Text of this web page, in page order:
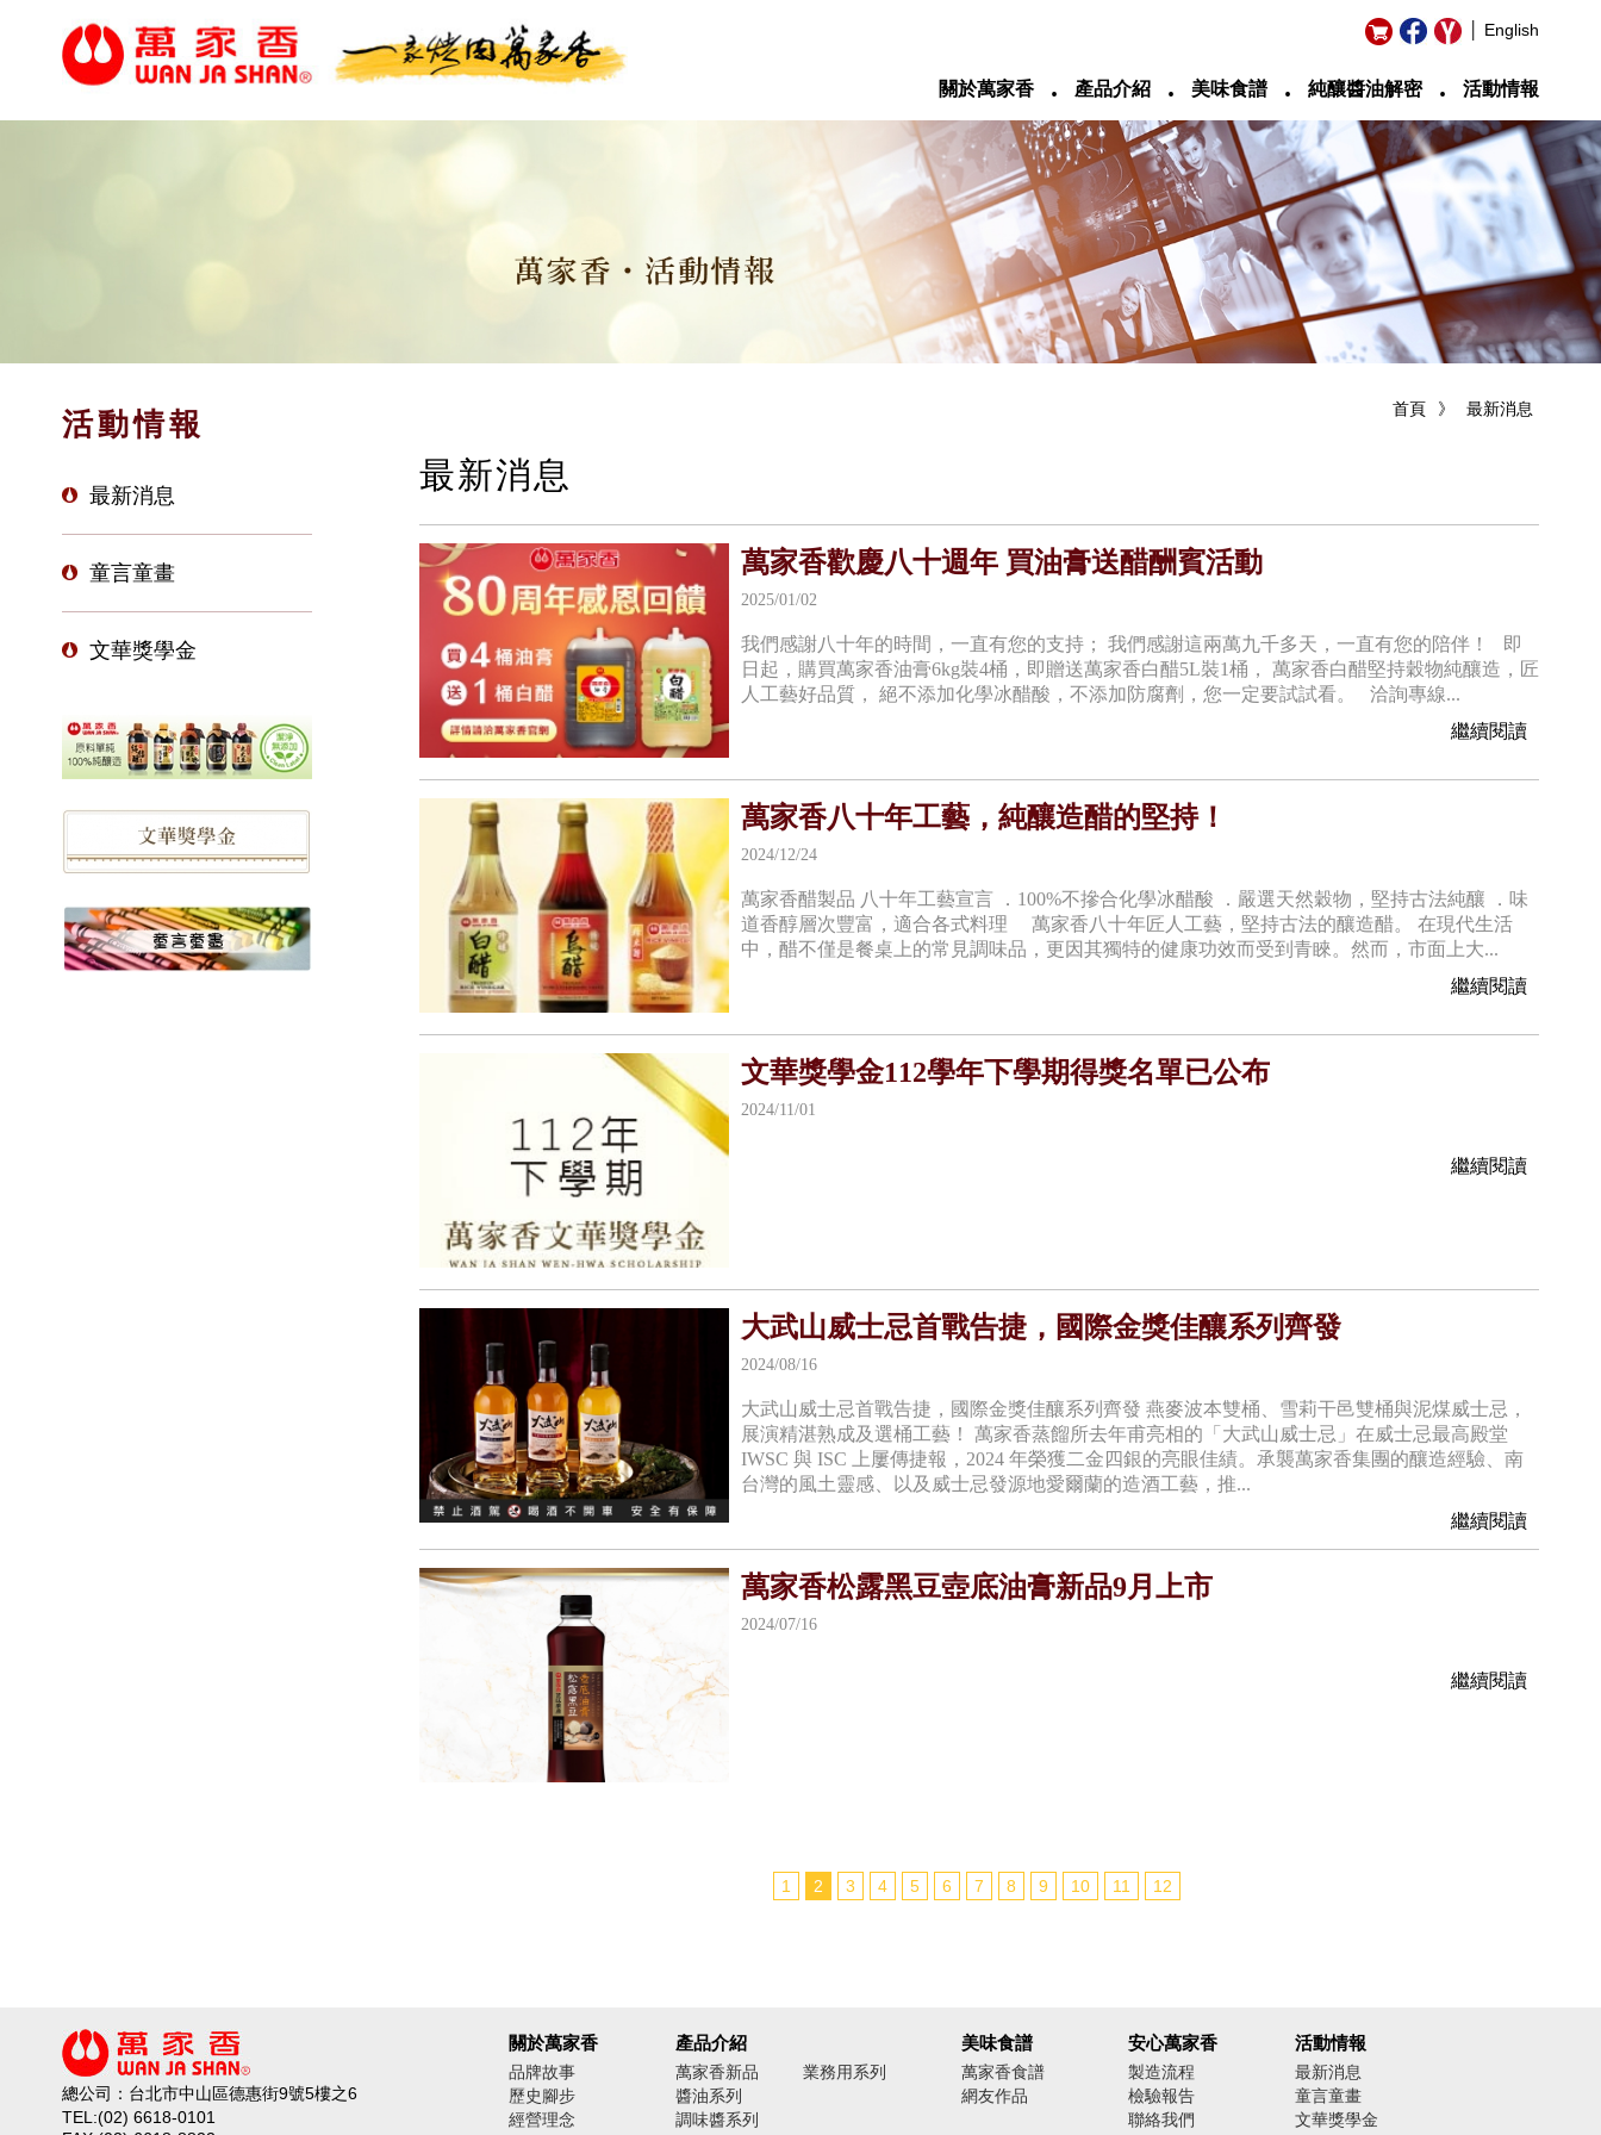
│ English
關於萬家香 ‧ 產品介紹 ‧ 美味食譜 ‧ 純釀醬油解密 ‧ 活動情報
最新消息
》
首頁
活動情報
最新消息
童言童畫
文華獎學金
最新消息
萬家香歡慶八十週年 買油膏送醋酬賓活動
2025/01/02
我們感謝八十年的時間，一直有您的支持； 我們感謝這兩萬九千多天，一直有您的陪伴！ 即
日起，購買萬家香油膏6kg裝4桶，即贈送萬家香白醋5L裝1桶， 萬家香白醋堅持穀物純釀造，匠
人工藝好品質， 絕不添加化學冰醋酸，不添加防腐劑，您一定要試試看。 洽詢專線...
繼續閱讀
萬家香八十年工藝，純釀造醋的堅持！
2024/12/24
萬家香醋製品 八十年工藝宣言 ．100%不摻合化學冰醋酸 ．嚴選天然穀物，堅持古法純釀 ．味
道香醇層次豐富，適合各式料理 萬家香八十年匠人工藝，堅持古法的釀造醋。 在現代生活
中，醋不僅是餐桌上的常見調味品，更因其獨特的健康功效而受到青睞。然而，市面上大...
繼續閱讀
文華獎學金112學年下學期得獎名單已公布
2024/11/01
繼續閱讀
大武山威士忌首戰告捷，國際金獎佳釀系列齊發
2024/08/16
大武山威士忌首戰告捷，國際金獎佳釀系列齊發 燕麥波本雙桶、雪莉干邑雙桶與泥煤威士忌，
展演精湛熟成及選桶工藝！ 萬家香蒸餾所去年甫亮相的「大武山威士忌」在威士忌最高殿堂
IWSC 與 ISC 上屢傳捷報，2024 年榮獲二金四銀的亮眼佳績。承襲萬家香集團的釀造經驗、南
台灣的風土靈感、以及威士忌發源地愛爾蘭的造酒工藝，推...
繼續閱讀
萬家香松露黑豆壺底油膏新品9月上市
2024/07/16
繼續閱讀
1 2 3 4 5 6 7 8 9 10 11 12
關於萬家香
品牌故事
歷史腳步
經營理念
產品介紹
萬家香新品
醬油系列
調味醬系列
業務用系列
美味食譜
萬家香食譜
網友作品
安心萬家香
製造流程
檢驗報告
聯絡我們
活動情報
最新消息
童言童畫
文華獎學金
總公司：台北市中山區德惠街9號5樓之6
TEL:(02) 6618-0101